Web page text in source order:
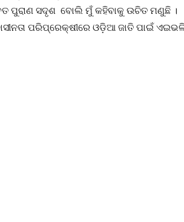
ପୁରାଣ ସଦୃଶ ବୋଲି ମୁଁ କହିବାକୁ ଉଚିତ ମଣୁଛି ।
ପରିପ୍ରେକ୍ଷୀରେ ଓଡ଼ିଆ ଜାତି ପାଇଁ